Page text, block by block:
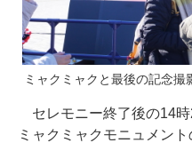
ミャクミャクと最後の記念撮
セレモニー終了後の14
ミャクミャクモニュメン